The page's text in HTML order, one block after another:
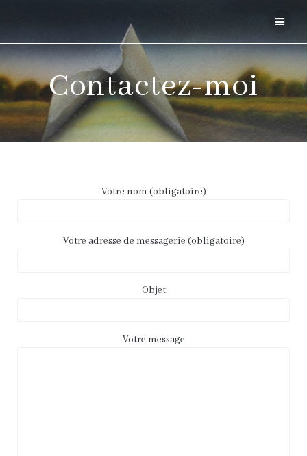
Contactez-moi
Votre nom (obligatoire)
Votre adresse de messagerie (obligatoire)
Objet
Votre message